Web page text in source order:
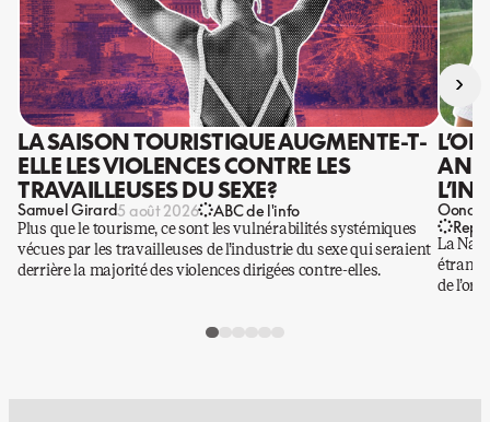
LA SAISON TOURISTIQUE AUGMENTE-T-
ELLE LES VIOLENCES CONTRE LES
TRAVAILLEUSES DU SEXE?
Samuel Girard5 août 2026 ABC de l'info
Plus que le tourisme, ce sont les vulnérabilités systémiques
vécues par les travailleuses de l’industrie du sexe qui seraient
derrière la majorité des violences dirigées contre-elles.
Oona
La
de l’or.
›